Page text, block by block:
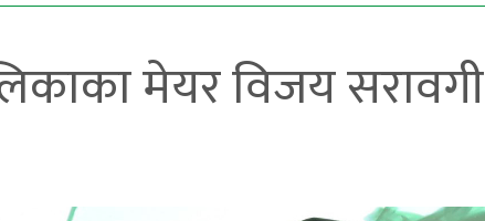
मेयर विजय सरावगी